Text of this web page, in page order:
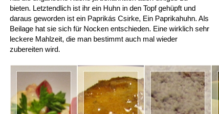
bieten. Letztendlich ist ihr ein Huhn in den Topf gehüpft und
daraus geworden ist ein Paprikás Csirke, Ein Paprikahuhn. Als
Beilage hat sie sich für Nocken entschieden. Eine wirklich sehr
leckere Mahlzeit, die man bestimmt auch mal wieder
zubereiten wird.